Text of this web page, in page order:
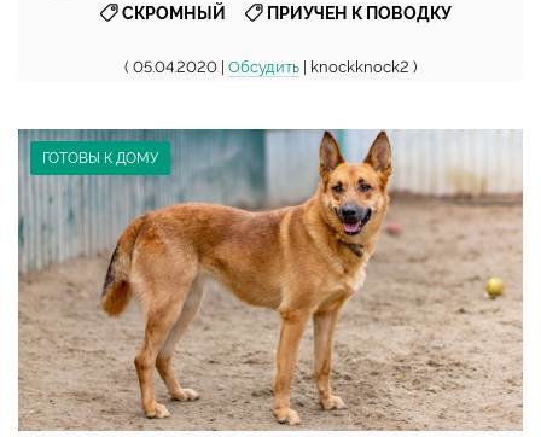
СКРОМНЫЙ ПРИУЧЕН К ПОВОДКУ
( 05.04.2020 | Обсудить | knockknock2 )
ГОТОВЫ К ДОМУ